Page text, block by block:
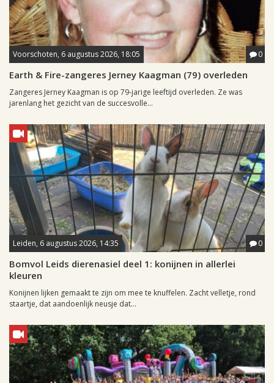
Voorschoten, 6 augustus 2026, 18:05 0
Earth & Fire-zangeres Jerney Kaagman (79) overleden
Zangeres Jerney Kaagman is op 79-jarige leeftijd overleden. Ze was
jarenlang het gezicht van de succesvolle...
Leiden, 6 augustus 2026, 14:35 0
Bomvol Leids dierenasiel deel 1: konijnen in allerlei
kleuren
Konijnen lijken gemaakt te zijn om mee te knuffelen. Zacht velletje, rond
staartje, dat aandoenlijk neusje dat...